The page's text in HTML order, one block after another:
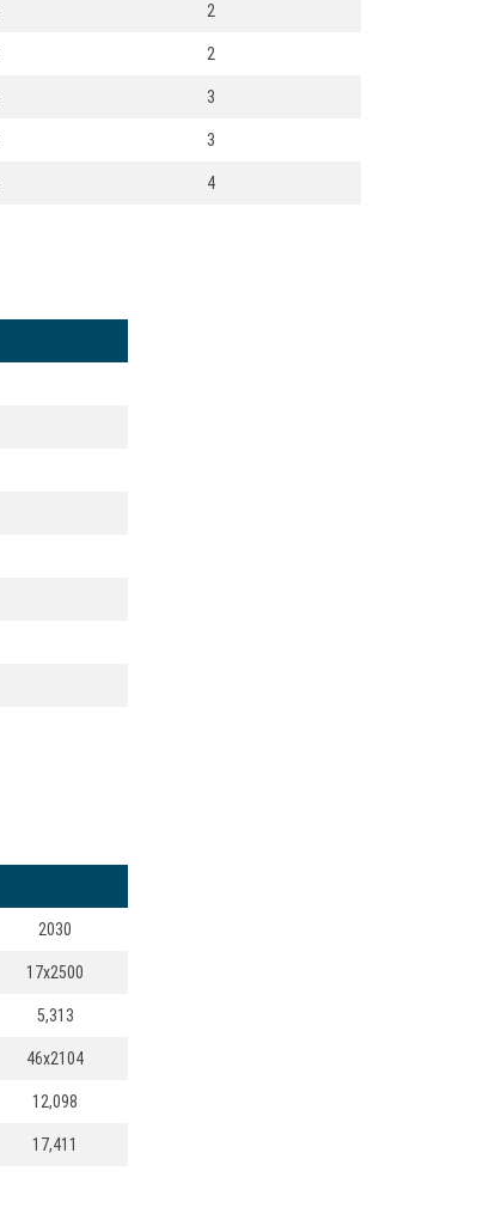
2
2
3
3
4
2030
17x2500
5,313
46x2104
12,098
17,411